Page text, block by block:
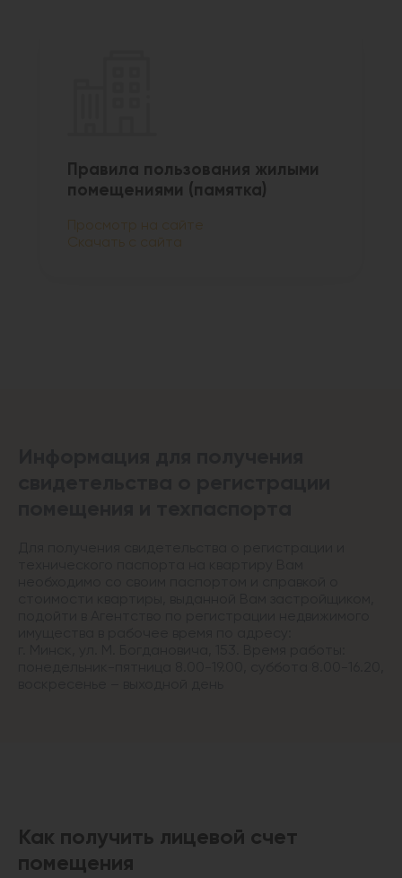
Правила пользования жилыми
помещениями (памятка)
Как получить лицевой счет
помещения